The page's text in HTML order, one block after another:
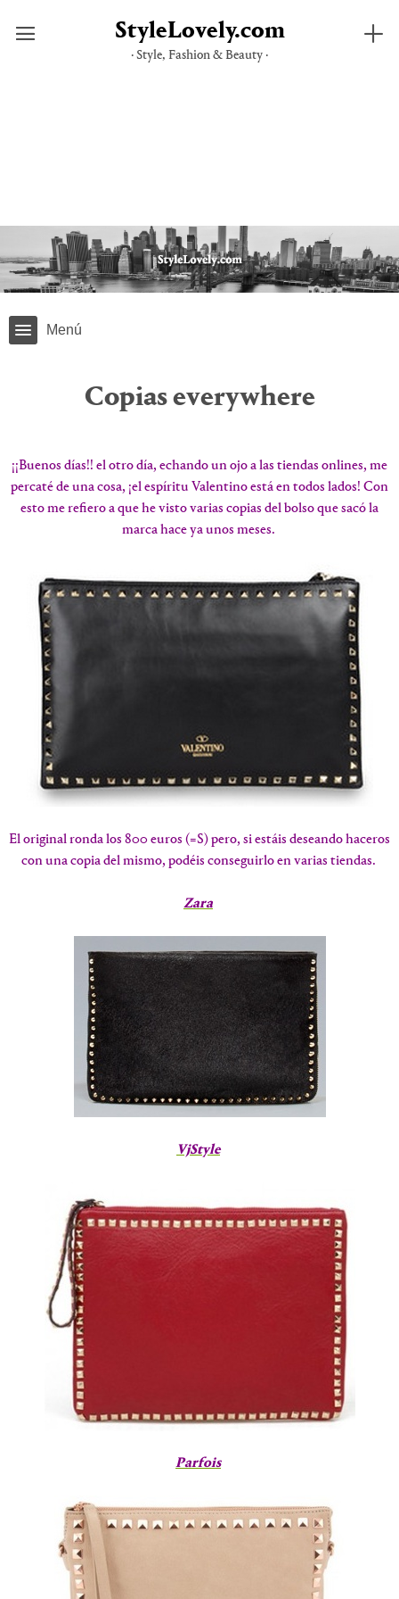
StyleLovely.com
· Style, Fashion & Beauty ·
Menú
Copias everywhere
¡¡Buenos días!! el otro día, echando un ojo a las tiendas onlines, me
percaté de una cosa, ¡el espíritu Valentino está en todos lados! Con
esto me refiero a que he visto varias copias del bolso que sacó la
marca hace ya unos meses.
El original ronda los 800 euros (=S) pero, si estáis deseando haceros
con una copia del mismo, podéis conseguirlo en varias tiendas.
Zara
VjStyle
Parfois